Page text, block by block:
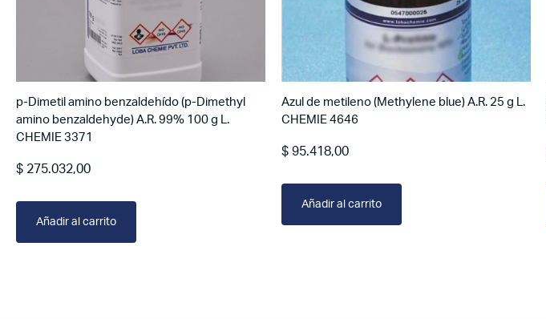
p-Dimetil amino benzaldehído (p-Dimethyl
amino benzaldehyde) A.R. 99% 100 g L.
CHEMIE 3371
$ 275.032,00
Añadir al carrito
Azul de metileno (Methylene blue) A.R. 25 g L.
CHEMIE 4646
$ 95.418,00
Añadir al carrito